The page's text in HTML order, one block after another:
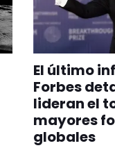
El último
Forbes
lideran el
mayores
globales